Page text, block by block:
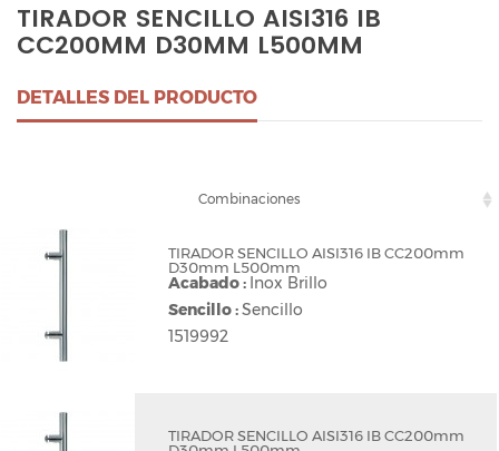
TIRADOR SENCILLO AISI316 IB
CC200MM D30MM L500MM
DETALLES DEL PRODUCTO
Combinaciones
TIRADOR SENCILLO AISI316 IB CC200mm
D30mm L500mm
Acabado : Inox Brillo
Sencillo :Sencillo
1519992
TIRADOR SENCILLO AISI316 IB CC200mm